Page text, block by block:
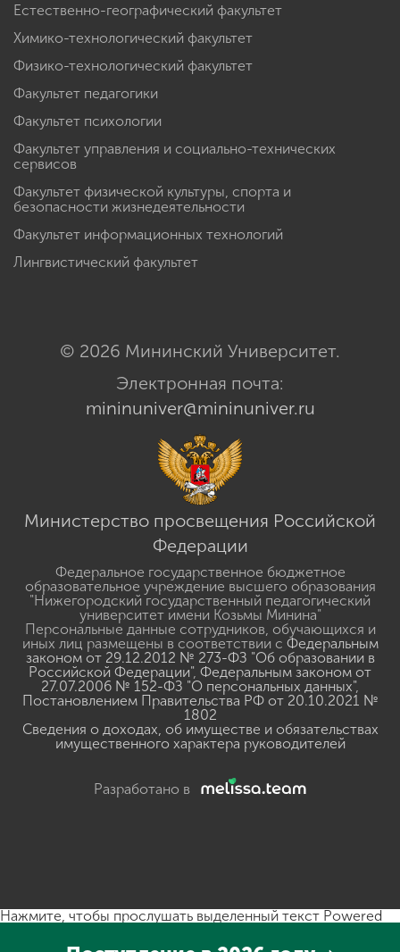
Естественно-географический факультет
Химико-технологический факультет
Физико-технологический факультет
Факультет педагогики
Факультет психологии
Факультет управления и социально-технических
сервисов
Факультет физической культуры, спорта и
безопасности жизнедеятельности
Факультет информационных технологий
Лингвистический факультет
© 2026 Мининский Университет.
Электронная почта:
mininuniver@mininuniver.ru
Министерство просвещения Российской
Федерации
Федеральное государственное бюджетное
образовательное учреждение высшего образования
"Нижегородский государственный педагогический
университет имени Козьмы Минина"
Персональные данные сотрудников, обучающихся и
иных лиц размещены в соответствии с Федеральным
законом от 29.12.2012 № 273-ФЗ "Об образовании в
Российской Федерации", Федеральным законом от
27.07.2006 № 152-ФЗ "О персональных данных",
Постановлением Правительства РФ от 20.10.2021 №
1802
Сведения о доходах, об имуществе и обязательствах
имущественного характера руководителей
Разработано в
Нажмите, чтобы прослушать выделенный текст Powered